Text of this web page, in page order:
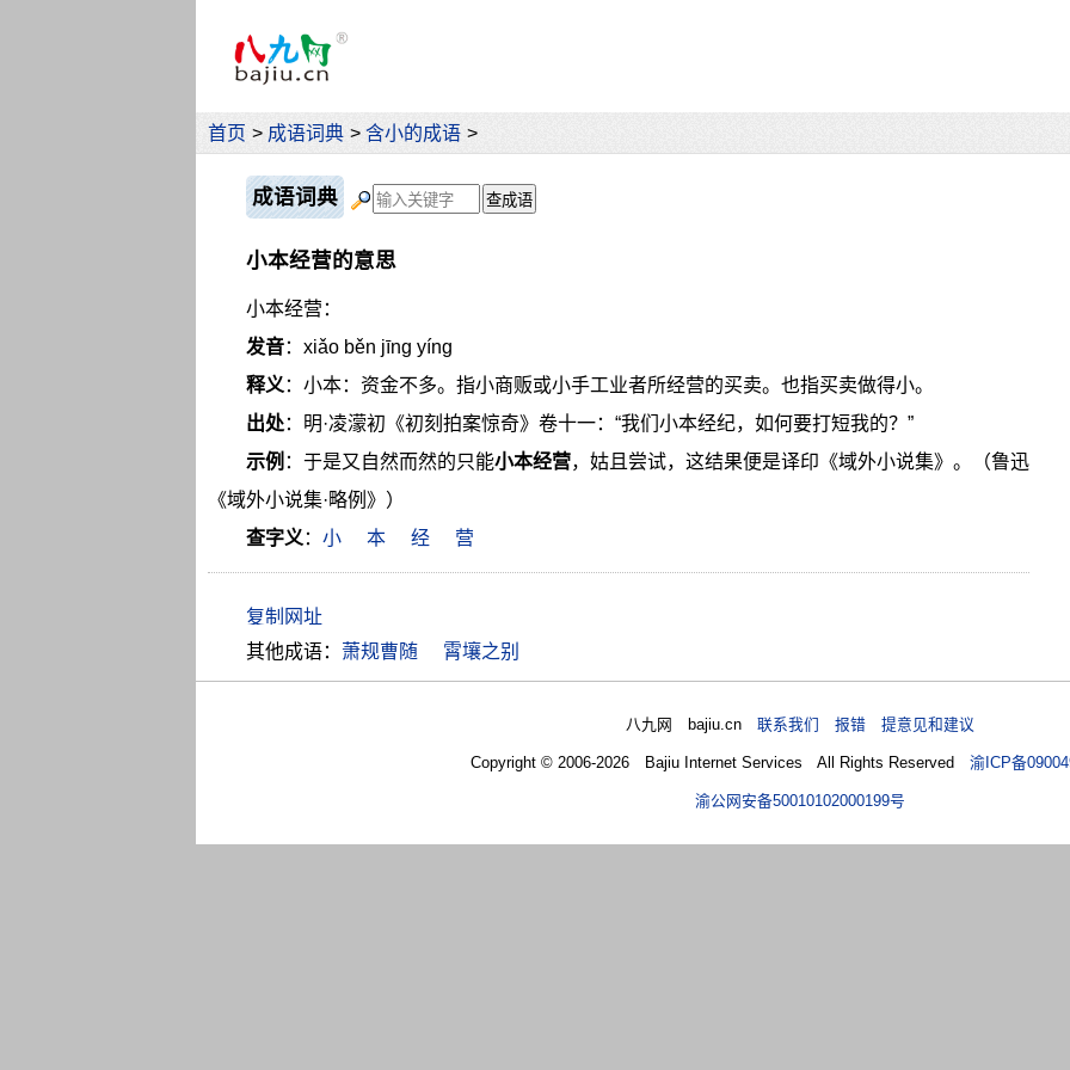
首页 > 成语词典 > 含小的成语 >
成语词典
小本经营的意思
小本经营：
发音：xiǎo běn jīng yíng
释义 ：小本：资金不多。指小商贩或小手工业者所经营的买卖。也指买卖做得小。
出处：明·凌濛初《初刻拍案惊奇》卷十一：“我们小本经纪，如何要打短我的？”
示例 ：于是又自然而然的只能小本经营，姑且尝试，这结果便是译印《域外小说集》。（鲁迅
《域外小说集·略例》）
查字义 ： 小 本 经 营
其他成语： 萧规曹随 霄壤之别
八九网 bajiu.cn联系我们 报错 提意见和建议
Copyright © 2006-2026 Bajiu Internet Services All Rights Reserved 渝ICP备
渝公网安备50010102000199号